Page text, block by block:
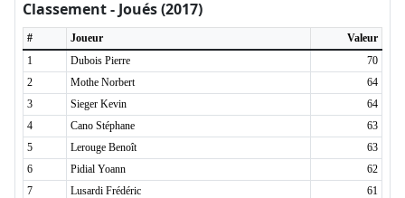
Classement - Joués (2017)
# Joueur
Valeur
1
Dubois Pierre
70
2
Mothe Norbert
64
3
Sieger Kevin
64
4
Cano Stéphane
63
5
Lerouge Benoît
63
6
Pidial Yoann
62
7
Lusardi Frédéric
61